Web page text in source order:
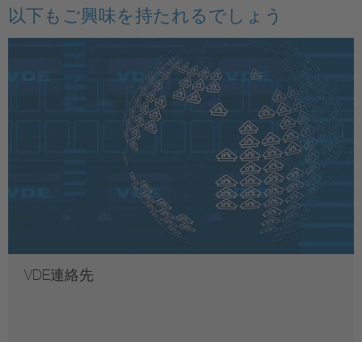
以下もご興味を持たれるでしょう
VDE連絡先